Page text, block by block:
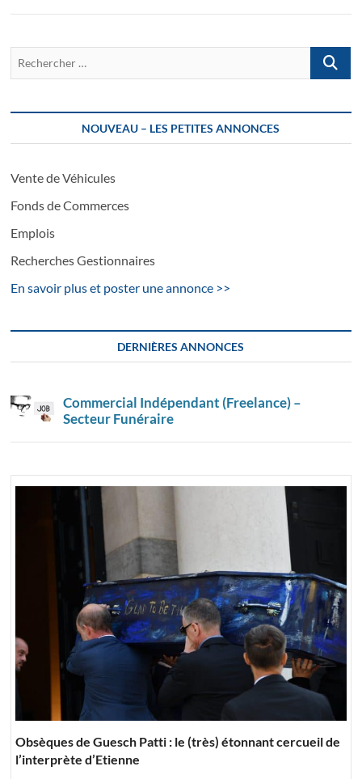
…
NOUVEAU – LES PETITES ANNONCES
Vente de Véhicules
Fonds de Commerces
Emplois
Recherches Gestionnaires
En savoir plus et poster une annonce >>
DERNIÈRES ANNONCES
Commercial Indépendant (Freelance) –
Secteur Funéraire
Obsèques de Guesch Patti : le (très) étonnant cercueil de
l’interprète d’Etienne